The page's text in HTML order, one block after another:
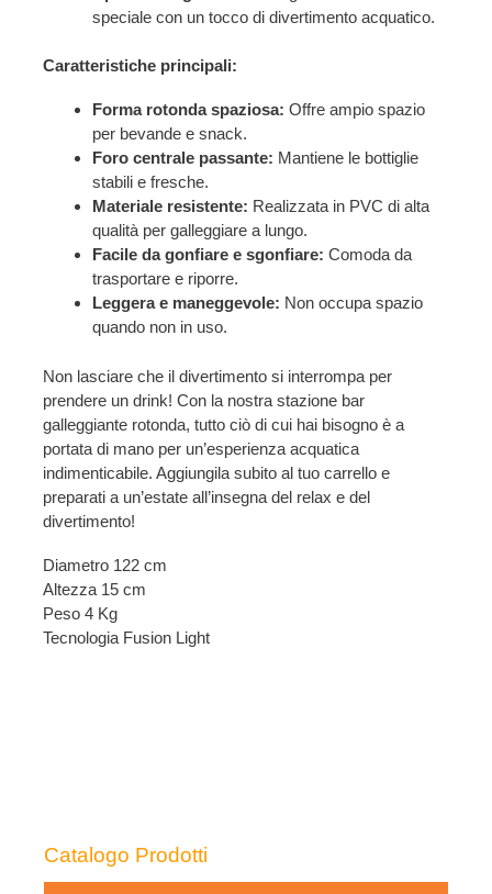
speciale con un tocco di divertimento acquatico.
Caratteristiche principali:
Forma rotonda spaziosa: Offre ampio spazio
per bevande e snack.
Foro centrale passante: Mantiene le bottiglie
stabili e fresche.
Materiale resistente: Realizzata in PVC di alta
qualità per galleggiare a lungo.
Facile da gonfiare e sgonfiare: Comoda da
trasportare e riporre.
Leggera e maneggevole: Non occupa spazio
quando non in uso.
Non lasciare che il divertimento si interrompa per
prendere un drink! Con la nostra stazione bar
galleggiante rotonda, tutto ciò di cui hai bisogno è a
portata di mano per un’esperienza acquatica
indimenticabile. Aggiungila subito al tuo carrello e
preparati a un’estate all’insegna del relax e del
divertimento!
Diametro 122 cm
Altezza 15 cm
Peso 4 Kg
Tecnologia Fusion Light
Catalogo Prodotti